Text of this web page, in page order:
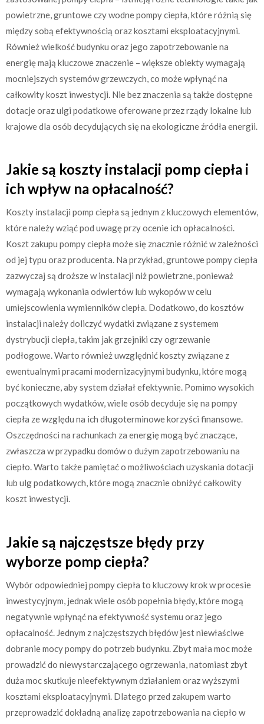
powietrzne, gruntowe czy wodne pompy ciepła, które różnią się
między sobą efektywnością oraz kosztami eksploatacyjnymi.
Również wielkość budynku oraz jego zapotrzebowanie na
energię mają kluczowe znaczenie – większe obiekty wymagają
mocniejszych systemów grzewczych, co może wpłynąć na
całkowity koszt inwestycji. Nie bez znaczenia są także dostępne
dotacje oraz ulgi podatkowe oferowane przez rządy lokalne lub
krajowe dla osób decydujących się na ekologiczne źródła energii.
Jakie są koszty instalacji pomp ciepła i
ich wpływ na opłacalność?
Koszty instalacji pomp ciepła są jednym z kluczowych elementów,
które należy wziąć pod uwagę przy ocenie ich opłacalności.
Koszt zakupu pompy ciepła może się znacznie różnić w zależności
od jej typu oraz producenta. Na przykład, gruntowe pompy ciepła
zazwyczaj są droższe w instalacji niż powietrzne, ponieważ
wymagają wykonania odwiertów lub wykopów w celu
umiejscowienia wymienników ciepła. Dodatkowo, do kosztów
instalacji należy doliczyć wydatki związane z systemem
dystrybucji ciepła, takim jak grzejniki czy ogrzewanie
podłogowe. Warto również uwzględnić koszty związane z
ewentualnymi pracami modernizacyjnymi budynku, które mogą
być konieczne, aby system działał efektywnie. Pomimo wysokich
początkowych wydatków, wiele osób decyduje się na pompy
ciepła ze względu na ich długoterminowe korzyści finansowe.
Oszczędności na rachunkach za energię mogą być znaczące,
zwłaszcza w przypadku domów o dużym zapotrzebowaniu na
ciepło. Warto także pamiętać o możliwościach uzyskania dotacji
lub ulg podatkowych, które mogą znacznie obniżyć całkowity
koszt inwestycji.
Jakie są najczęstsze błędy przy
wyborze pomp ciepła?
Wybór odpowiedniej pompy ciepła to kluczowy krok w procesie
inwestycyjnym, jednak wiele osób popełnia błędy, które mogą
negatywnie wpłynąć na efektywność systemu oraz jego
opłacalność. Jednym z najczęstszych błędów jest niewłaściwe
dobranie mocy pompy do potrzeb budynku. Zbyt mała moc może
prowadzić do niewystarczającego ogrzewania, natomiast zbyt
duża moc skutkuje nieefektywnym działaniem oraz wyższymi
kosztami eksploatacyjnymi. Dlatego przed zakupem warto
przeprowadzić dokładną analizę zapotrzebowania na ciepło w